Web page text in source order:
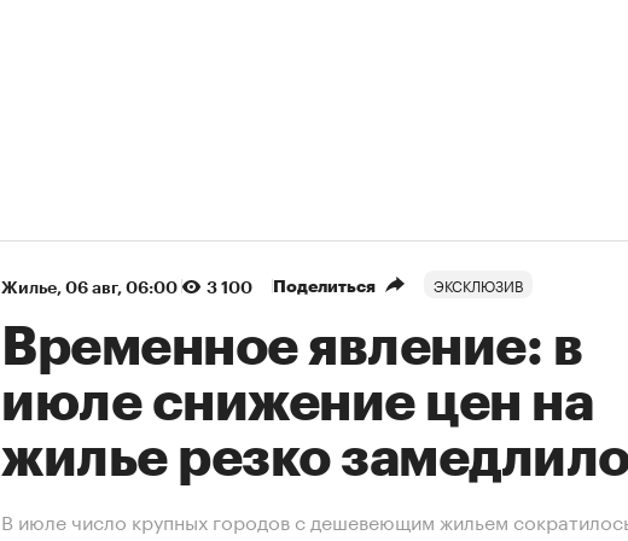
Жилье⁠, 06 авг, 06:00 3 100 Поделиться ЭКСКЛЮЗИВ
Временное явление: в
июле снижение цен на
жилье резко
В июле число крупных городов с дешевеющим жильем